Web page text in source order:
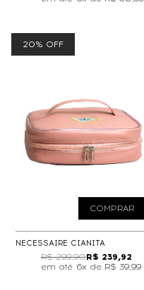
20% OFF
COMPRAR
NECESSAIRE CIANITA
R$ 299,90R$ 239,92
6x de R$ 39,99